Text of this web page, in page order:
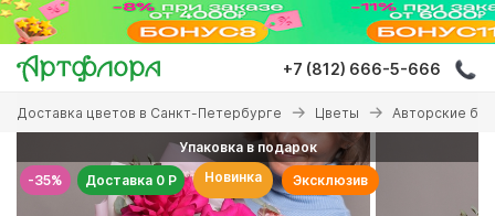
Перейти
основному
содержанию
+7 (812) 666-5-666
Вы
здесь
Доставка цветов в Санкт-Петербурге Цветы Авторские
-35%
Упаковка в подарок
Доставка 0 Р
Новинка Эксклюзив